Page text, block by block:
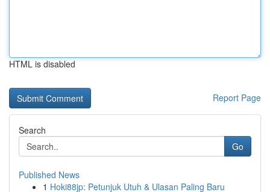
HTML is disabled
Report Page
Search
Go
Published News
1 Hoki88jp: Petunjuk Utuh & Ulasan Paling Baru